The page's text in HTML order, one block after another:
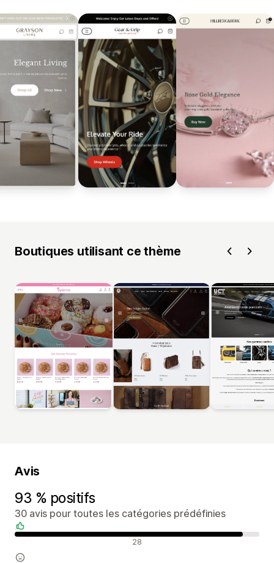
Boutiques utilisant ce thème
Avis
93 % positifs
30 avis pour toutes les catégories prédéfinies
Avis positifs 28